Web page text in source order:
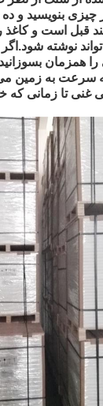
چیزی بنویسید و
قبل است و
نوشته
همزمان
سرعت به زمین
غنی تا زمانی